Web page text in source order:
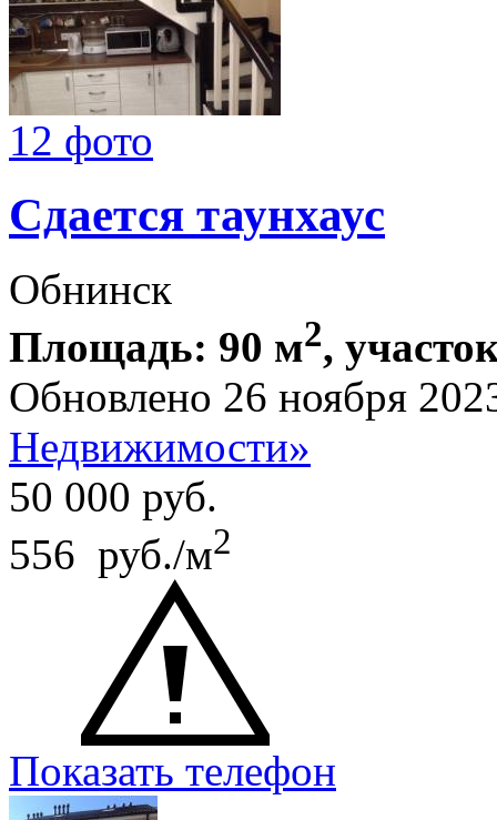
12 фото
Сдается таунхаус
Обнинск
Площадь: 90 м2,
Обновлено 26 ноября
Недвижимости»
50 000 руб.
556 руб./м2
Показать телефон